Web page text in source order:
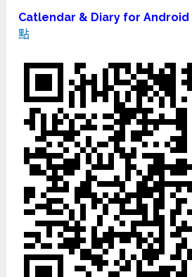
Catlendar & Diary for Android
點